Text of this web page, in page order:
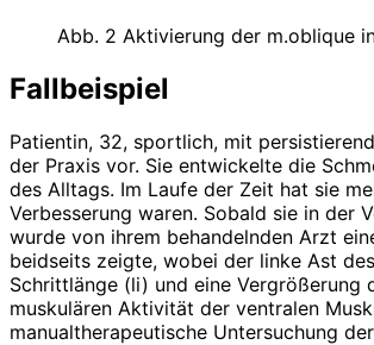
Abb. 2 Aktivierung der m.oblique
Fallbeispiel
Patientin, 32, sportlich, mit
der Praxis vor. Sie entwickelte die
des Alltags. Im Laufe der Zeit hat sie
Verbesserung waren. Sobald sie in der
wurde von ihrem behandelnden Arzt
beidseits zeigte, wobei der linke Ast
Schrittlänge (li) und eine Vergrößerung
muskulären Aktivität der ventralen
manualtherapeutische Untersuchung